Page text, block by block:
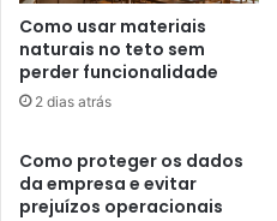
Como usar materiais
naturais no teto sem
perder funcionalidade
2 dias atrás
Como proteger os dados
da empresa e evitar
prejuízos operacionais